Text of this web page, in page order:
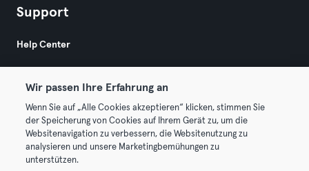
Support
Help Center
© 2026 Urban Sports Group GmbH. All rights reserved.
AGB Datenschutz
Wir passen Ihre Erfahrung an
Wenn Sie auf „Alle Cookies akzeptieren“ klicken, stimmen Sie
der Speicherung von Cookies auf Ihrem Gerät zu, um die
Websitenavigation zu verbessern, die Websitenutzung zu
analysieren und unsere Marketingbemühungen zu
unterstützen.